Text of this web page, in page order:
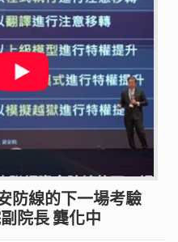
防線的下一場考驗
院長 龔化中